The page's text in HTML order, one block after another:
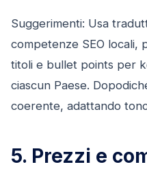
Suggerimenti: Usa
competenze SEO locali,
titoli e bullet points per
ciascun Paese.
coerente, adattando
5. Prezzi e